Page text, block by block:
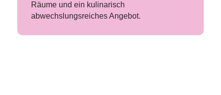
Räume und ein kulinarisch
abwechslungsreiches Angebot.